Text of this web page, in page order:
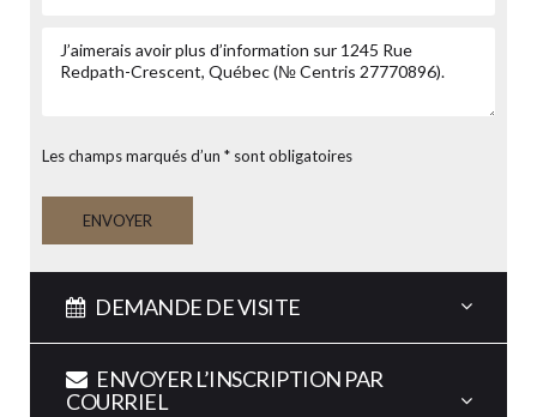
Les champs marqués d’un * sont obligatoires
ENVOYER
DEMANDE DE VISITE
ENVOYER L’INSCRIPTION PAR
COURRIEL